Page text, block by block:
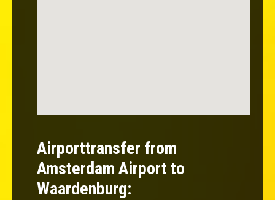
Airporttransfer from
Amsterdam Airport to
Waardenburg: